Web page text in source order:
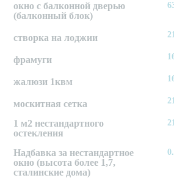
окно с балконной дверью
(балконный блок)
створка на лоджии
фрамуги
жалюзи 1квм
москитная сетка
1 м2 нестандартного
остекления
Надбавка за нестандартное
окно (высота более 1,7,
сталинские дома)